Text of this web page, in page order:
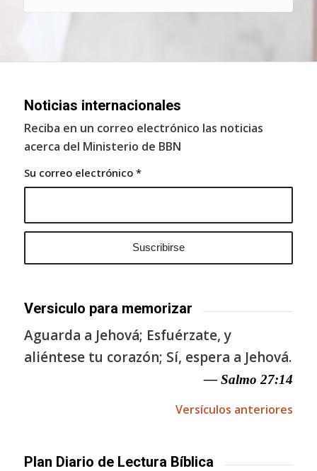
Noticias internacionales
Reciba en un correo electrónico las noticias
acerca del Ministerio de BBN
Su correo electrónico *
Versiculo para memorizar
Aguarda a Jehová; Esfuérzate, y
aliéntese tu corazón; Sí, espera a Jehová.
— Salmo 27:14
Versículos anteriores
Plan Diario de Lectura Bíblica